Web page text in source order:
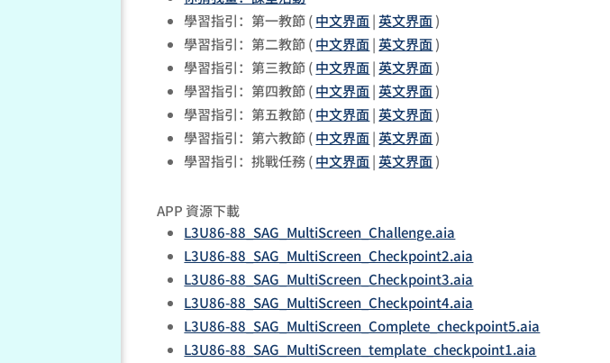
學習指引：第一教節 (中文界面|英文界面)
學習指引：第二教節 (中文界面|英文界面)
學習指引：第三教節 (中文界面|英文界面)
學習指引：第四教節 (中文界面|英文界面)
學習指引：第五教節 (中文界面|英文界面)
學習指引：第六教節 (中文界面|英文界面)
學習指引：挑戰任務 (中文界面|英文界面)
APP 資源下載
L3U86-88_SAG_MultiScreen_Challenge.aia
L3U86-88_SAG_MultiScreen_Checkpoint2.aia
L3U86-88_SAG_MultiScreen_Checkpoint3.aia
L3U86-88_SAG_MultiScreen_Checkpoint4.aia
L3U86-88_SAG_MultiScreen_Complete_checkpoint5.aia
L3U86-88_SAG_MultiScreen_template_checkpoint1.aia